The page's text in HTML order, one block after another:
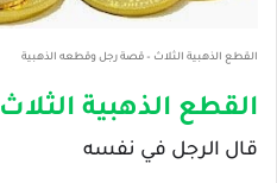
القطع الذهبية الثلاث – قصة رجل وقطعه الذهبية
القطع الذهبية الثلاث
قال الرجل في نفسه